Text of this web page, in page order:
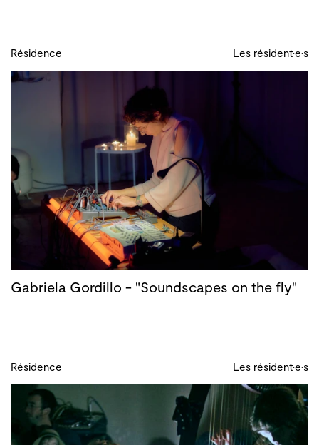
Résidence Les résident·e·s
Gabriela Gordillo - "Soundscapes on the fly"
Résidence Les résident·e·s